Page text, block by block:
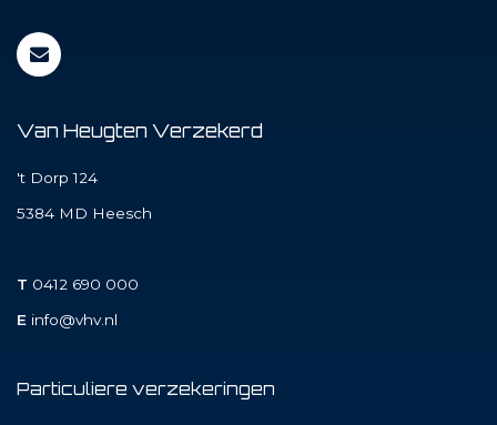
Van Heugten Verzekerd
't Dorp 124
5384 MD Heesch
T 0412 690 000
E info@vhv.nl
Particuliere verzekeringen